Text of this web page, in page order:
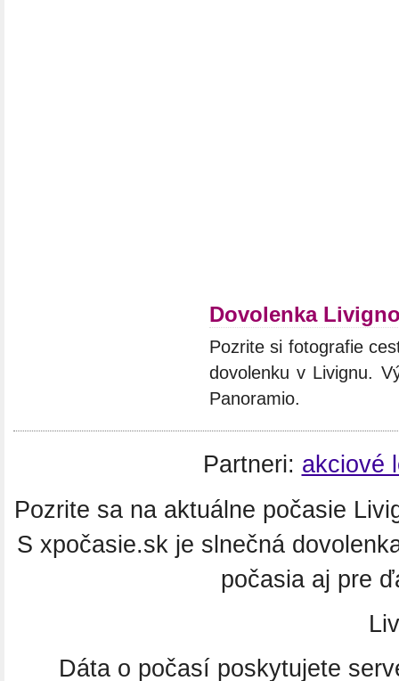
Dovolenka
Pozrite si fotografie
dovolenku v Livignu.
Panoramio.
Partneri: akciové
Pozrite sa na aktuálne počasie
S xpočasie.sk je slnečná
počasia aj pre
Dáta o počasí poskytujete